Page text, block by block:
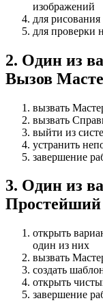
изображений
для рисования
для проверки
2. Один из
Вызов
вызвать
вызвать
выйти из
устранить
завершение
3. Один из
Простейший
открыть
один из них
вызвать
создать
открыть
завершение